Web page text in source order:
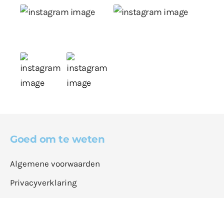
Goed om te weten
Algemene voorwaarden
Privacyverklaring